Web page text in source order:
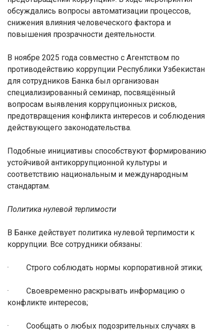
обсуждались вопросы автоматизации процессов,
снижения влияния человеческого фактора и
повышения прозрачности деятельности.
В ноябре 2025 года совместно с Агентством по
противодействию коррупции Республики Узбекистан
для сотрудников Банка был организован
специализированный семинар, посвящённый
вопросам выявления коррупционных рисков,
предотвращения конфликта интересов и соблюдения
действующего законодательства.
Подобные инициативы способствуют формированию
устойчивой антикоррупционной культуры и
соответствию национальным и международным
стандартам.
Политика нулевой терпимости
В Банке действует политика нулевой терпимости к
коррупции. Все сотрудники обязаны:
· Строго соблюдать нормы корпоративной этики;
·
Своевременно раскрывать информацию о
конфликте интересов;
·
Сообщать о любых подозрительных случаях в